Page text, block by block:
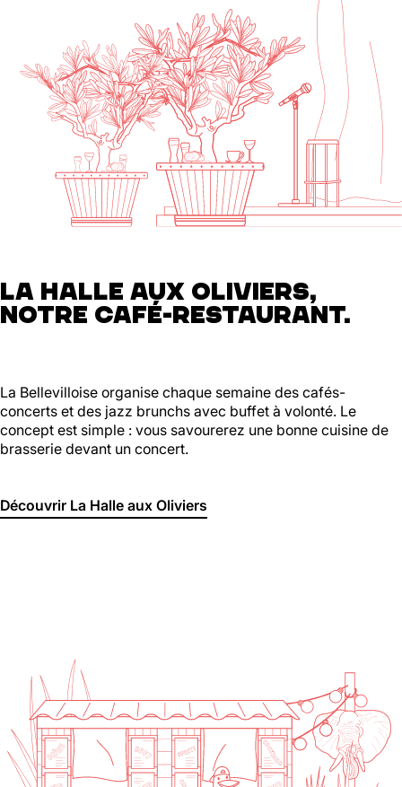
LA HALLE AUX OLIVIERS,
NOTRE CAFÉ-RESTAURANT.
La Bellevilloise organise chaque semaine des cafés-
concerts et des jazz brunchs avec buffet à volonté. Le
concept est simple : vous savourerez une bonne cuisine de
brasserie devant un concert.
Découvrir La Halle aux Oliviers